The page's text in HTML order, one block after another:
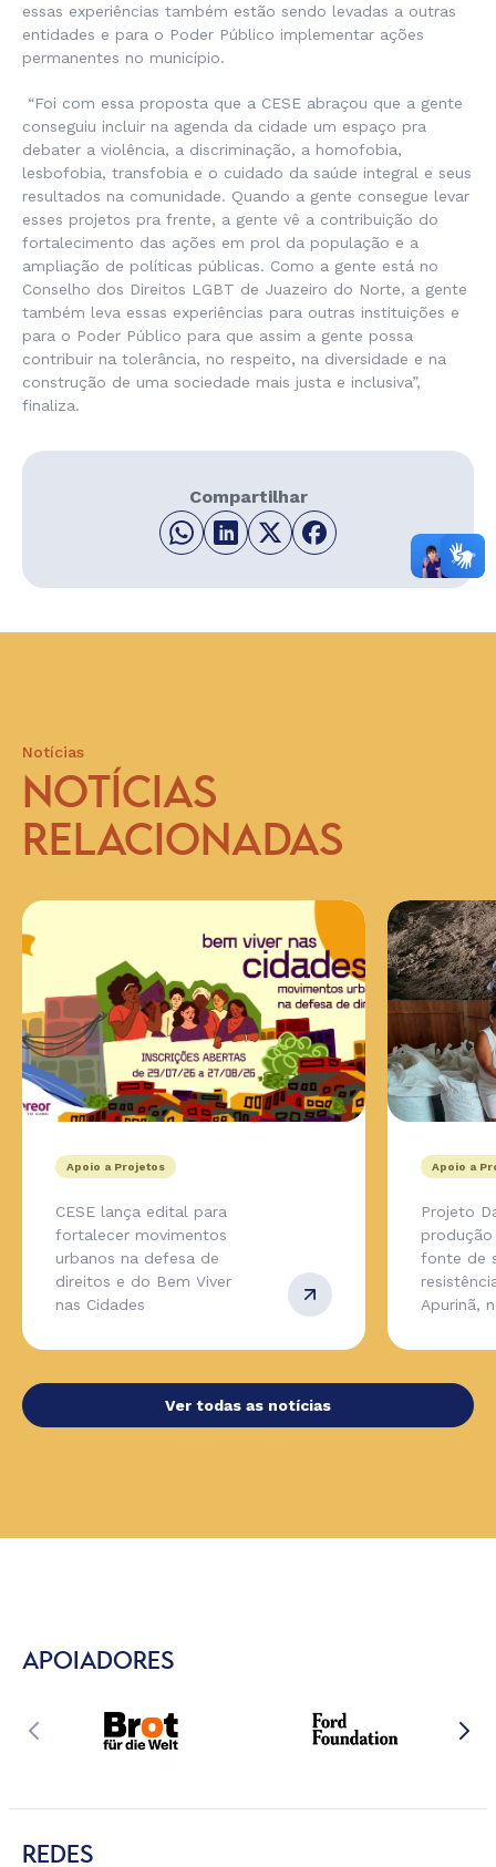
essas experiências também estão sendo levadas a outras
entidades e para o Poder Público implementar ações
permanentes no município.
“Foi com essa proposta que a CESE abraçou que a gente
conseguiu incluir na agenda da cidade um espaço pra
debater a violência, a discriminação, a homofobia,
lesbofobia, transfobia e o cuidado da saúde integral e seus
resultados na comunidade. Quando a gente consegue levar
esses projetos pra frente, a gente vê a contribuição do
fortalecimento das ações em prol da população e a
ampliação de políticas públicas. Como a gente está no
Conselho dos Direitos LGBT de Juazeiro do Norte, a gente
também leva essas experiências para outras instituições e
para o Poder Público para que assim a gente possa
contribuir na tolerância, no respeito, na diversidade e na
construção de uma sociedade mais justa e inclusiva”,
finaliza.
Compartilhar
Notícias
NOTÍCIAS
RELACIONADAS
Apoio a Projetos
CESE lança edital para
fortalecer movimentos
urbanos na defesa de
direitos e do Bem Viver
nas Cidades
Apoio a
Projeto
fonte de
Apurinã,
Ver todas as notícias
APOIADORES
REDES